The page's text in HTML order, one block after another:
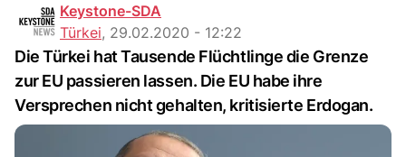
Keystone-SDA
Türkei, 29.02.2020 - 12:22
Die Türkei hat Tausende Flüchtlinge die Grenze
zur EU passieren lassen. Die EU habe ihre
Versprechen nicht gehalten, kritisierte Erdogan.